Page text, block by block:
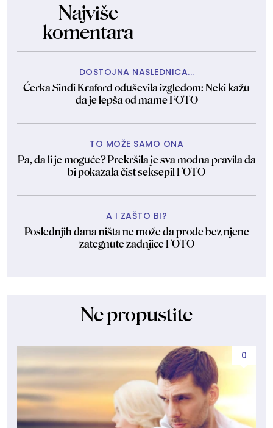
Najviše
komentara
DOSTOJNA NASLEDNICA...
Ćerka Sindi Kraford oduševila izgledom: Neki kažu
da je lepša od mame FOTO
TO MOŽE SAMO ONA
Pa, da li je moguće? Prekršila je sva modna pravila da
bi pokazala čist seksepil FOTO
A I ZAŠTO BI?
Poslednjih dana ništa ne može da prođe bez njene
zategnute zadnjice FOTO
Ne propustite
0